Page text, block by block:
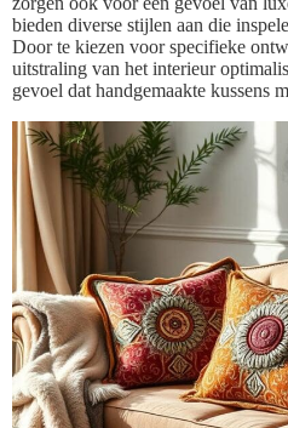
bieden diverse stijlen aan die
Door te kiezen voor specifieke
uitstraling van het interieur
gevoel dat handgemaakte kussens